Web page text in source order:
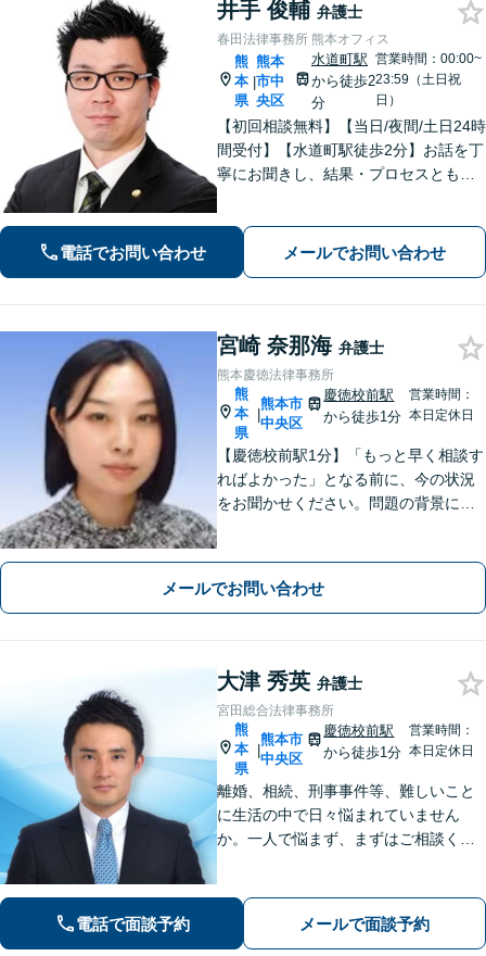
井手 俊輔 弁護士
春田法律事務所 熊本オフィス
熊
本
県
|
熊本
市中
央区
水道町駅
から徒歩2
分
営業時間：00:00~
23:59（土日祝
日）
【初回相談無料】【当日/夜間/土日24時
間受付】【水道町駅徒歩2分】お話を丁
寧にお聞きし、結果・プロセスともに
電話でお問い合わせ メールでお問い合わせ
宮崎 奈那海 弁護士
熊本慶徳法律事務所
熊
本
県
|
熊本市
中央区
慶徳校前駅
から徒歩1分
営業時間：
本日定休日
【慶徳校前駅1分】「もっと早く相談す
ればよかった」となる前に、今の状況
をお聞かせください。問題の背景にも
メールでお問い合わせ
大津 秀英 弁護士
宮田総合法律事務所
熊
本
県
|
熊本市
中央区
慶徳校前駅
から徒歩1分
営業時間：
本日定休日
離婚、相続、刑事事件等、難しいこと
に生活の中で日々悩まれていません
か。一人で悩まず、まずはご相談くだ
か、解決できるとしてどういった解決
策があるかご提案します。
電話で面談予約 メールで面談予約